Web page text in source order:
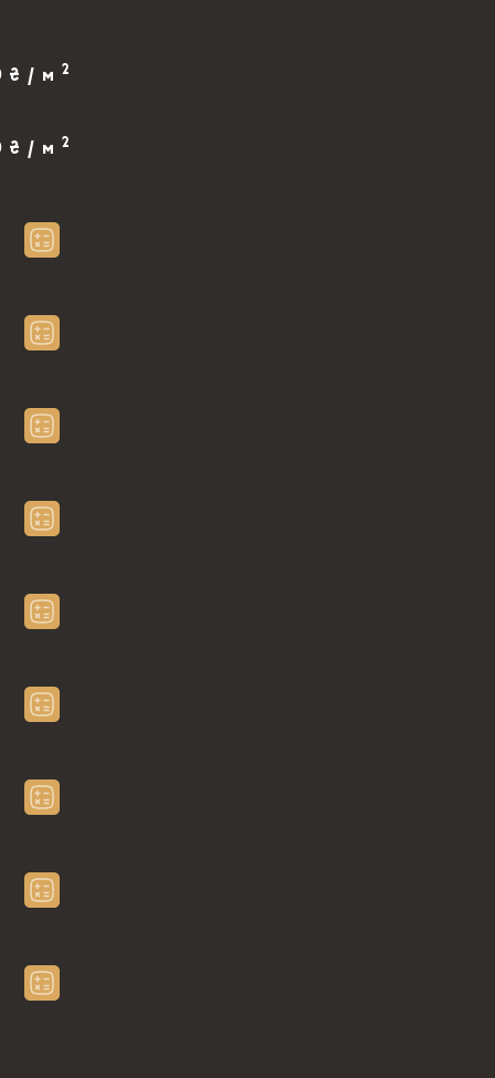
₴ / м 2
₴ / м 2